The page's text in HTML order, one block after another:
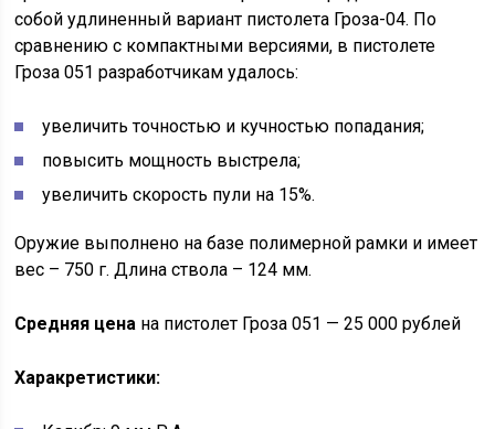
собой удлиненный вариант пистолета Гроза-04. По
сравнению с компактными версиями, в пистолете
Гроза 051 разработчикам удалось:
увеличить точностью и кучностью попадания;
повысить мощность выстрела;
увеличить скорость пули на 15%.
Оружие выполнено на базе полимерной рамки и имеет
вес – 750 г. Длина ствола – 124 мм.
Средняя цена на пистолет Гроза 051 — 25 000 рублей
Харакретистики: